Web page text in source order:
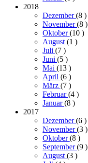
2018
Dezember(8 )
November(8 )
Oktober(10 )
August (1 )
Juli (7 )
Juni (5 )
Mai (13 )
April (6 )
März (7 )
Februar(4 )
Januar(8 )
2017
Dezember(6 )
November(3 )
Oktober(8 )
September(9 )
August (3 )